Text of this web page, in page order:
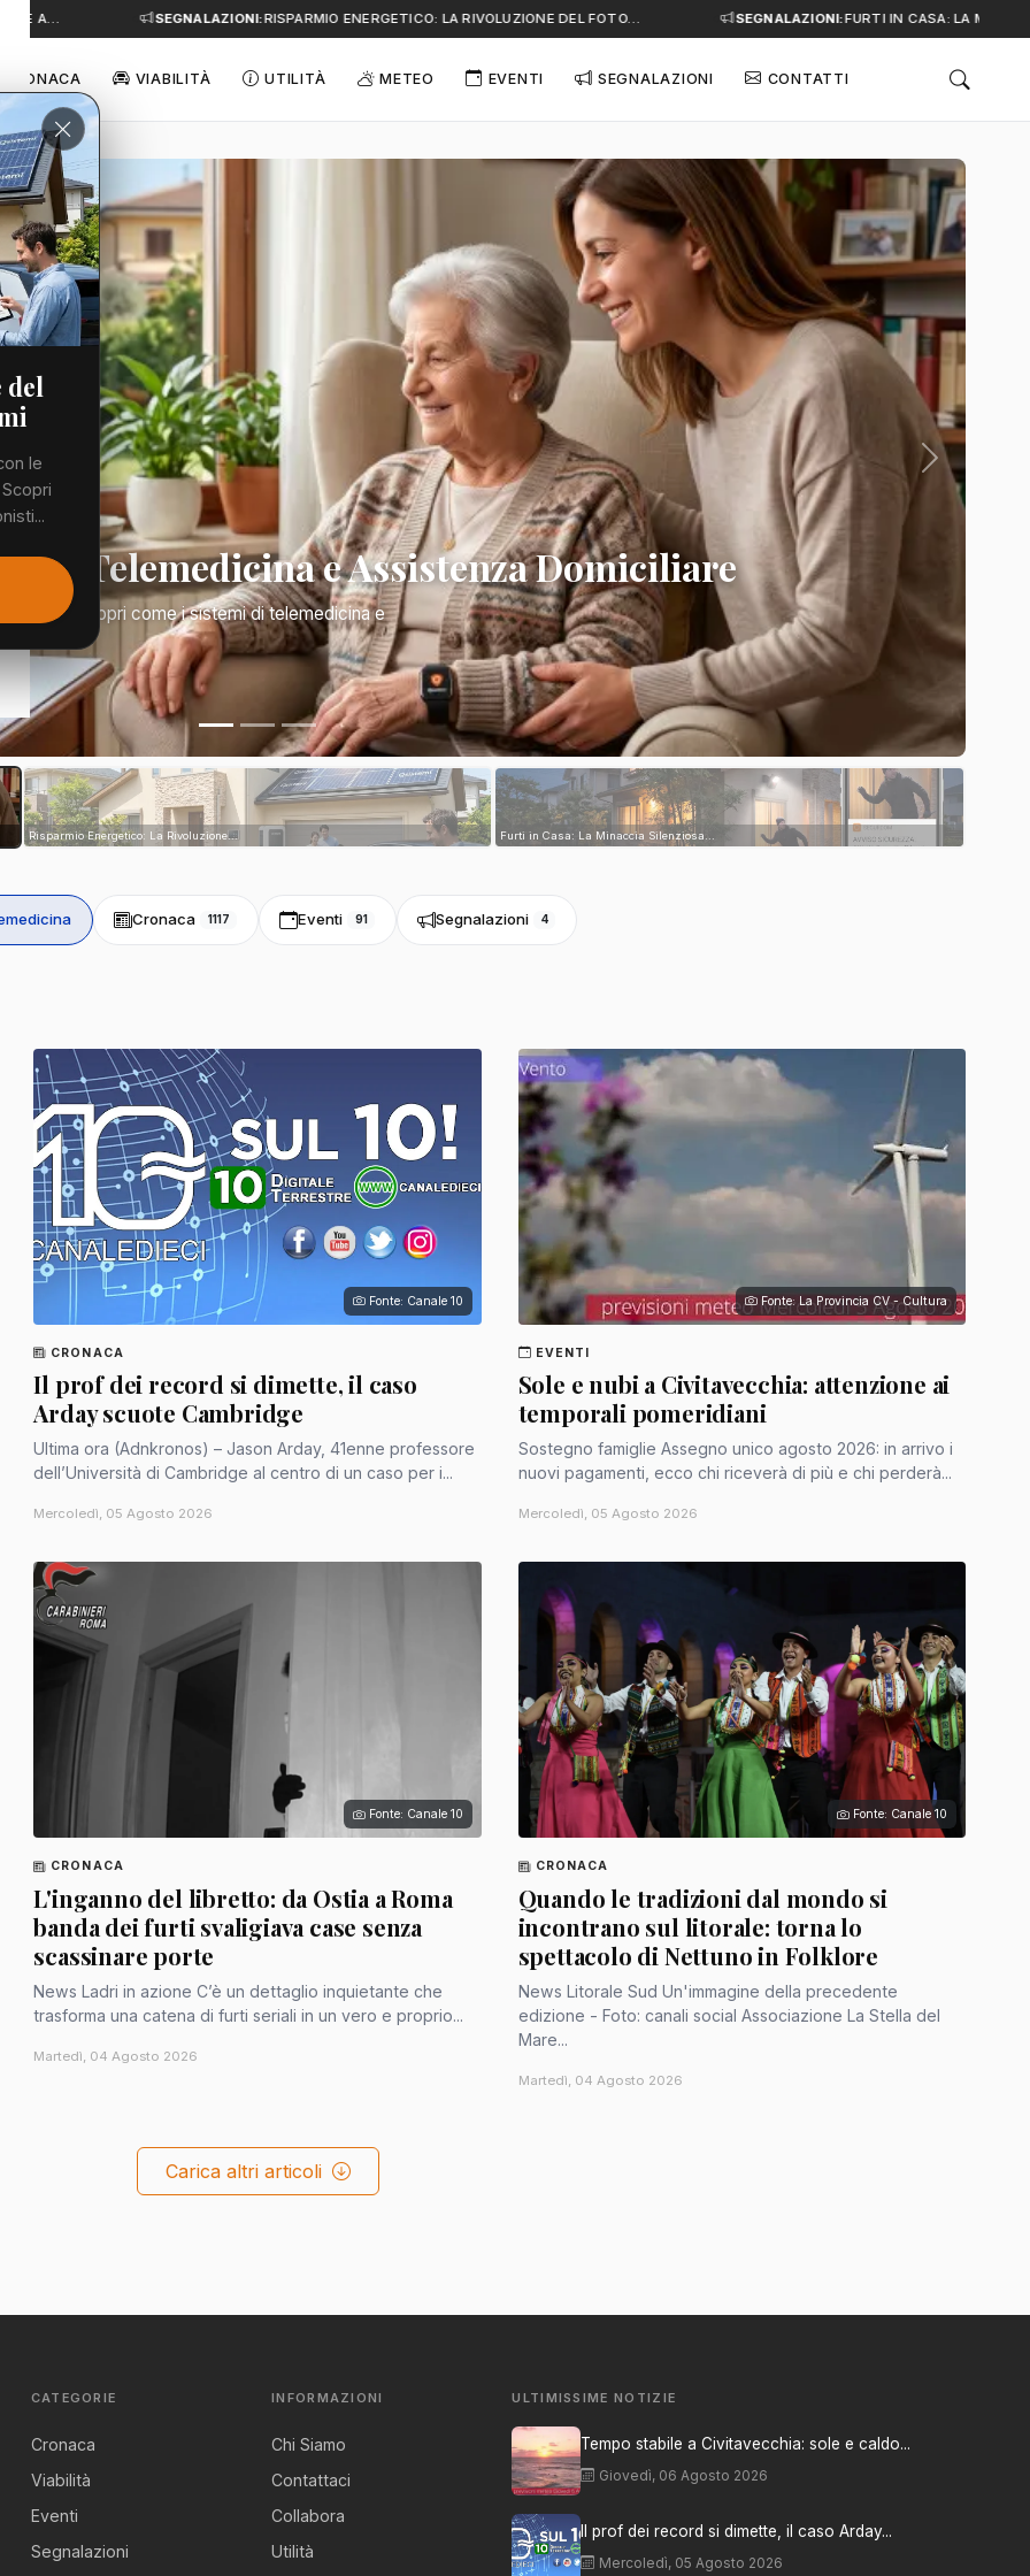
A… SEGNALAZIONI:RISPARMIO ENERGETICO: LA RIVOLUZIONE DEL FOTO… SEGNALAZIONI:FURTI IN CASA: LA MINACCIA
CRONACA VIABILITÀ UTILITÀ METEO EVENTI SEGNALAZIONI CONTATTI
del
le
Telemedicina e Assistenza Domiciliare
di tutto. Scopri come i sistemi di telemedicina e
Successivo
Risparmio Energetico: La Rivoluzione... Furti in Casa: La Minaccia Silenziosa...
Cronaca 1117 Eventi 91 Segnalazioni 4
Fonte: Canale 10
CRONACA
Il prof dei record si dimette, il caso
Arday scuote Cambridge
Ultima ora (Adnkronos) – Jason Arday, 41enne professore
dell’Università di Cambridge al centro di un caso per i...
Mercoledì, 05 Agosto 2026
Fonte: La Provincia CV - Cultura
EVENTI
Sole e nubi a Civitavecchia: attenzione ai
temporali pomeridiani
Sostegno famiglie Assegno unico agosto 2026: in arrivo i
nuovi pagamenti, ecco chi riceverà di più e chi perderà...
Mercoledì, 05 Agosto 2026
Fonte: Canale 10
CRONACA
L'inganno del libretto: da Ostia a Roma
banda dei furti svaligiava case senza
scassinare porte
News Ladri in azione C’è un dettaglio inquietante che
trasforma una catena di furti seriali in un vero e proprio...
Martedì, 04 Agosto 2026
Fonte: Canale 10
CRONACA
Quando le tradizioni dal mondo si
incontrano sul litorale: torna lo
spettacolo di Nettuno in Folklore
News Litorale Sud Un'immagine della precedente
edizione - Foto: canali social Associazione La Stella del
Mare...
Martedì, 04 Agosto 2026
Carica altri articoli
CATEGORIE
Cronaca
Viabilità
Eventi
Segnalazioni
INFORMAZIONI
Chi Siamo
Contattaci
Collabora
Utilità
ULTIMISSIME NOTIZIE
Tempo stabile a Civitavecchia: sole e caldo...
Giovedì, 06 Agosto 2026
Il prof dei record si dimette, il caso Arday...
Mercoledì, 05 Agosto 2026